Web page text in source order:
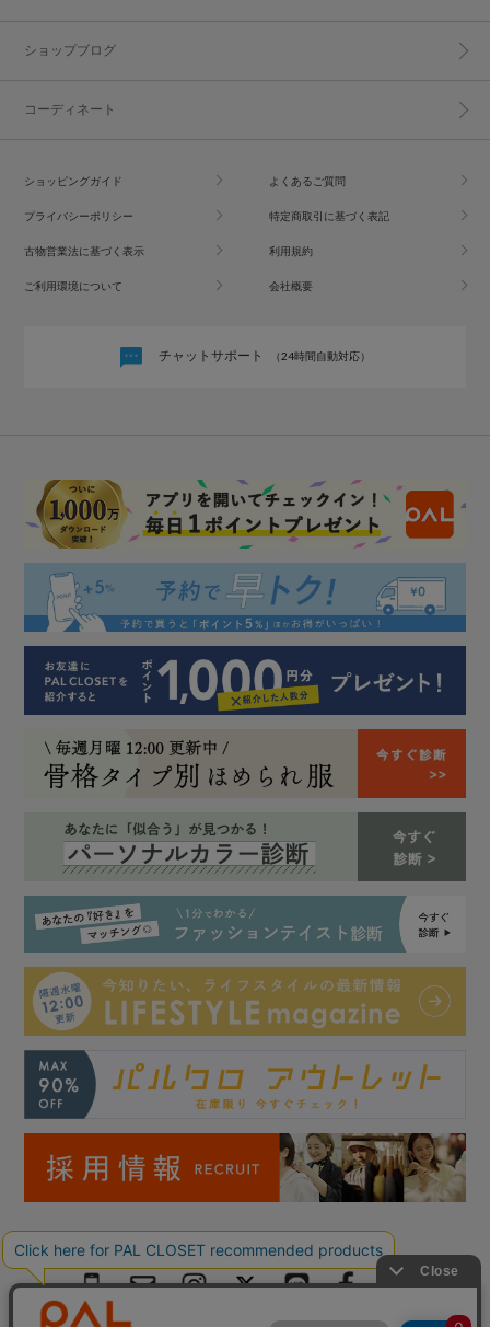
ショップブログ
コーディネート
ショッピングガイド よくあるご質問
プライバシーポリシー 特定商取引に基づく表記
古物営業法に基づく表示 利用規約
ご利用環境について 会社概要
チャットサポート （24時間自動対応）